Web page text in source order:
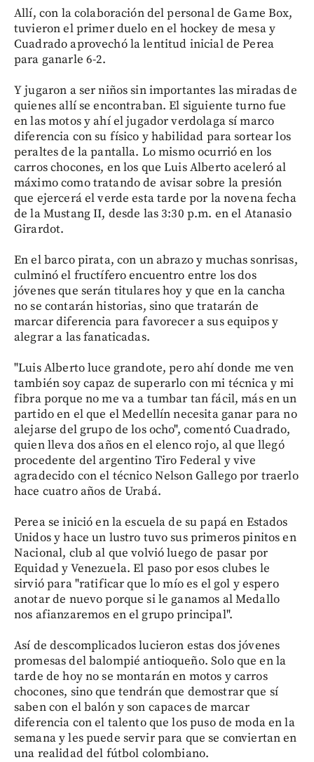
Allí, con la colaboración del personal de Game Box,
tuvieron el primer duelo en el hockey de mesa y
Cuadrado aprovechó la lentitud inicial de Perea
para ganarle 6-2.
Y jugaron a ser niños sin importantes las miradas de
quienes allí se encontraban. El siguiente turno fue
en las motos y ahí el jugador verdolaga sí marco
diferencia con su físico y habilidad para sortear los
peraltes de la pantalla. Lo mismo ocurrió en los
carros chocones, en los que Luis Alberto aceleró al
máximo como tratando de avisar sobre la presión
que ejercerá el verde esta tarde por la novena fecha
de la Mustang II, desde las 3:30 p.m. en el Atanasio
Girardot.
En el barco pirata, con un abrazo y muchas sonrisas,
culminó el fructífero encuentro entre los dos
jóvenes que serán titulares hoy y que en la cancha
no se contarán historias, sino que tratarán de
marcar diferencia para favorecer a sus equipos y
alegrar a las fanaticadas.
"Luis Alberto luce grandote, pero ahí donde me ven
también soy capaz de superarlo con mi técnica y mi
fibra porque no me va a tumbar tan fácil, más en un
partido en el que el Medellín necesita ganar para no
alejarse del grupo de los ocho", comentó Cuadrado,
quien lleva dos años en el elenco rojo, al que llegó
procedente del argentino Tiro Federal y vive
agradecido con el técnico Nelson Gallego por traerlo
hace cuatro años de Urabá.
Perea se inició en la escuela de su papá en Estados
Unidos y hace un lustro tuvo sus primeros pinitos en
Nacional, club al que volvió luego de pasar por
Equidad y Venezuela. El paso por esos clubes le
sirvió para "ratificar que lo mío es el gol y espero
anotar de nuevo porque si le ganamos al Medallo
nos afianzaremos en el grupo principal".
Así de descomplicados lucieron estas dos jóvenes
promesas del balompié antioqueño. Solo que en la
tarde de hoy no se montarán en motos y carros
chocones, sino que tendrán que demostrar que sí
saben con el balón y son capaces de marcar
diferencia con el talento que los puso de moda en la
semana y les puede servir para que se conviertan en
una realidad del fútbol colombiano.